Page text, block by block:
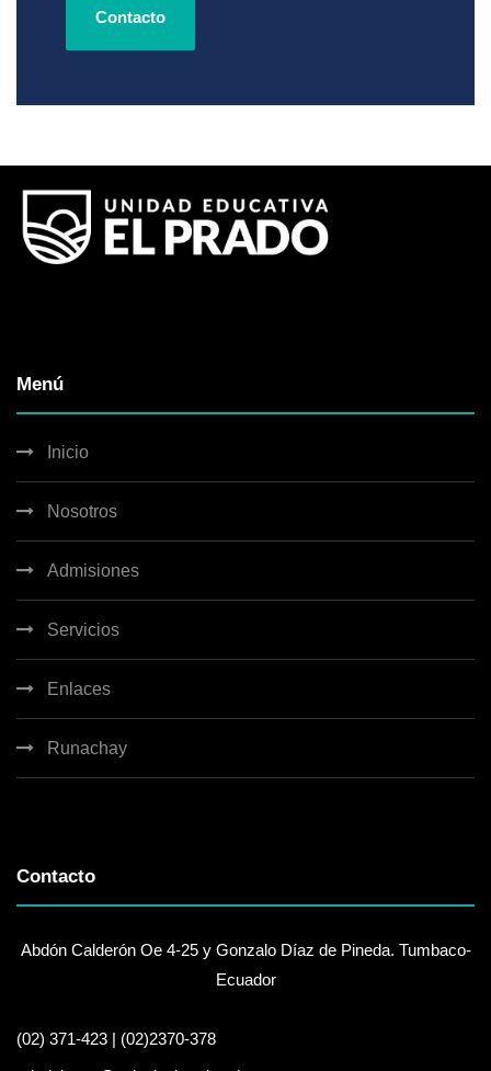
Contacto
Menú
Inicio
Nosotros
Admisiones
Servicios
Enlaces
Runachay
Contacto
Abdón Calderón Oe 4-25 y Gonzalo Díaz de Pineda. Tumbaco-
Ecuador
(02) 371-423 | (02)2370-378